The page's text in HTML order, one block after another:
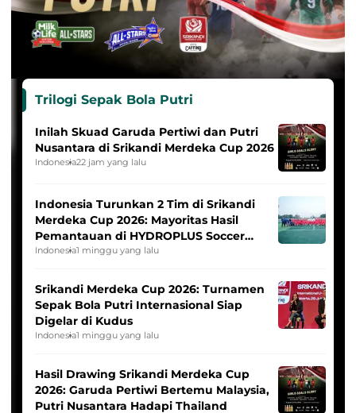
Trilogi Sepak Bola Putri
Inilah Skuad Garuda Pertiwi dan Putri
Nusantara di Srikandi Merdeka Cup 2026
Indonesia22 jam yang lalu
Indonesia Turunkan 2 Tim di Srikandi
Merdeka Cup 2026: Mayoritas Hasil
Pemantauan di HYDROPLUS Soccer
League
Indonesia1 minggu yang lalu
Srikandi Merdeka Cup 2026: Turnamen
Sepak Bola Putri Internasional Siap
Digelar di Kudus
Indonesia1 minggu yang lalu
Hasil Drawing Srikandi Merdeka Cup
2026: Garuda Pertiwi Bertemu Malaysia,
Putri Nusantara Hadapi Thailand